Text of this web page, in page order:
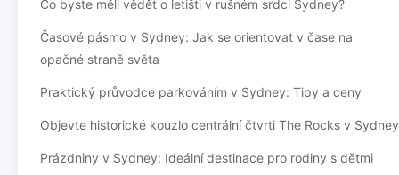
Co byste měli vědět o letišti v rušném srdci Sydney?
Časové pásmo v Sydney: Jak se orientovat v čase na
opačné straně světa
Praktický průvodce parkováním v Sydney: Tipy a ceny
Objevte historické kouzlo centrální čtvrti The Rocks v Sydney
Prázdniny v Sydney: Ideální destinace pro rodiny s dětmi